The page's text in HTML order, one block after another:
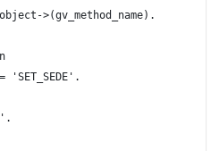
>(gv_method_name).
'SET_SEDE'.